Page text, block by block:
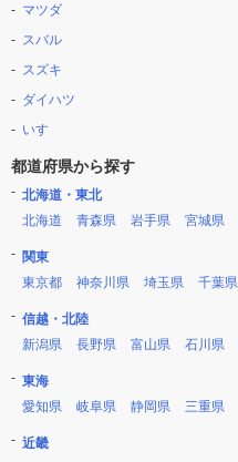
マツダ
スバル
スズキ
ダイハツ
いすゞ
都道府県から探す
北海道・東北
北海道
青森県 岩手県 宮城県
関東
東京都
神奈川県 埼玉県 千葉県
信越・北陸
新潟県
長野県 富山県 石川県
東海
愛知県
岐阜県 静岡県 三重県
近畿